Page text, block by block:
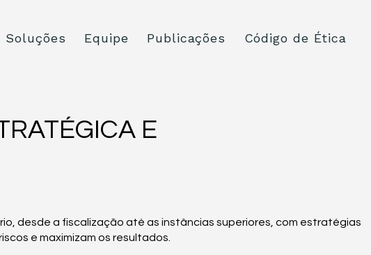
Soluções Equipe Publicações Código de Ética
E
desde a fiscalização até as instâncias superiores, com estratégias
e maximizam os resultados.